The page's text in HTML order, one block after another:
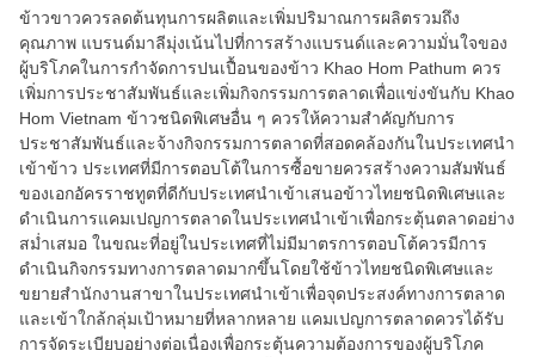
ข้าวขาวควรลดต้นทุนการผลิตและเพิ่มปริมาณการผลิตรวมถึง
คุณภาพ แบรนด์มาลีมุ่งเน้นไปที่การสร้างแบรนด์และความมั่นใจของ
ผู้บริโภคในการกำจัดการปนเปื้อนของข้าว Khao Hom Pathum ควร
เพิ่มการประชาสัมพันธ์และเพิ่มกิจกรรมการตลาดเพื่อแข่งขันกับ Khao
Hom Vietnam ข้าวชนิดพิเศษอื่น ๆ ควรให้ความสำคัญกับการ
ประชาสัมพันธ์และจ้างกิจกรรมการตลาดที่สอดคล้องกันในประเทศนำ
เข้าข้าว ประเทศที่มีการตอบโต้ในการซื้อขายควรสร้างความสัมพันธ์
ของเอกอัครราชทูตที่ดีกับประเทศนำเข้าเสนอข้าวไทยชนิดพิเศษและ
ดำเนินการแคมเปญการตลาดในประเทศนำเข้าเพื่อกระตุ้นตลาดอย่าง
สม่ำเสมอ ในขณะที่อยู่ในประเทศที่ไม่มีมาตรการตอบโต้ควรมีการ
ดำเนินกิจกรรมทางการตลาดมากขึ้นโดยใช้ข้าวไทยชนิดพิเศษและ
ขยายสำนักงานสาขาในประเทศนำเข้าเพื่อจุดประสงค์ทางการตลาด
และเข้าใกล้กลุ่มเป้าหมายที่หลากหลาย แคมเปญการตลาดควรได้รับ
การจัดระเบียบอย่างต่อเนื่องเพื่อกระตุ้นความต้องการของผู้บริโภค